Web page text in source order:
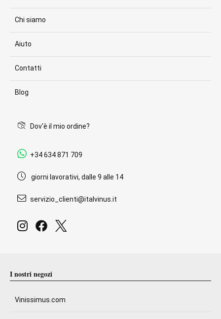
Chi siamo
Aiuto
Contatti
Blog
Dov'è il mio ordine?
+34 634 871 709
giorni lavorativi, dalle 9 alle 14
servizio_clienti@italvinus.it
I nostri negozi
Vinissimus.com